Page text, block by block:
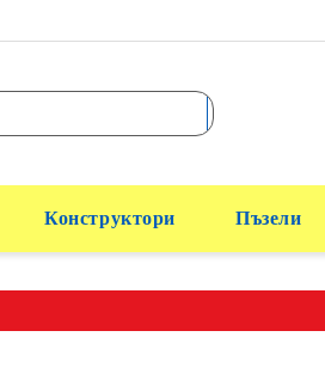
Конструктори Пъзели